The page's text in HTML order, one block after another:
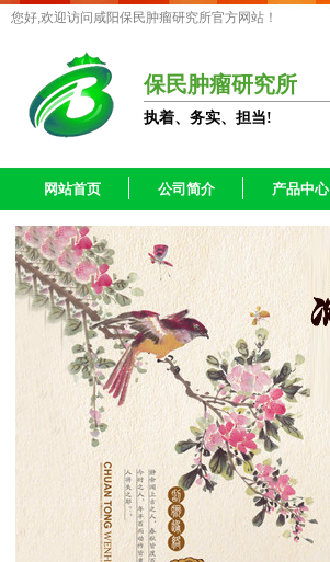
您好,欢迎访问咸阳保民肿瘤研究所官方网站！
保民肿瘤研究所
执着、务实、担当!
网站首页 公司简介 产品中心